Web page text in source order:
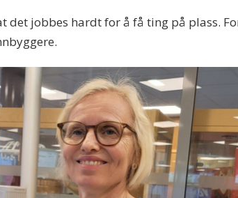
det jobbes hardt for å få ting på plass.